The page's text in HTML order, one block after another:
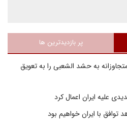
پر بازدیدترین ها
به حشد الشعبی را به تعویق
علیه ایران اعمال کرد
با ایران خواهیم بود